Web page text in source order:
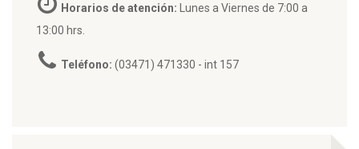
Horarios de atención:
Lunes a Viernes de 7:00 a
13:00 hrs.
Teléfono: (03471) 471330 - int 157